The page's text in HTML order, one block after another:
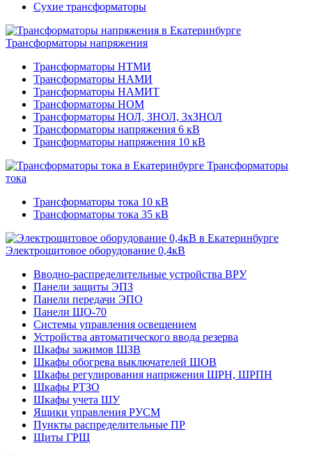
Сухие трансформаторы
Трансформаторы напряжения
Трансформаторы НТМИ
Трансформаторы НАМИ
Трансформаторы НАМИТ
Трансформаторы НОМ
Трансформаторы НОЛ, ЗНОЛ, 3хЗНОЛ
Трансформаторы напряжения 6 кВ
Трансформаторы напряжения 10 кВ
Трансформаторы
тока
Трансформаторы тока 10 кВ
Трансформаторы тока 35 кВ
Электрощитовое оборудование 0,4кВ
Вводно-распределительные устройства ВРУ
Панели защиты ЭПЗ
Панели передачи ЭПО
Панели ЩО-70
Системы управления освещением
Устройства автоматического ввода резерва
Шкафы зажимов ШЗВ
Шкафы обогрева выключателей ШОВ
Шкафы регулирования напряжения ШРН, ШРПН
Шкафы РТЗО
Шкафы учета ШУ
Ящики управления РУСМ
Пункты распределительные ПР
Щиты ГРЩ